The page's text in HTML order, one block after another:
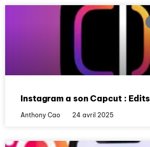
Instagram a son Capcut : Edits
Anthony Cao 24 avril 2025